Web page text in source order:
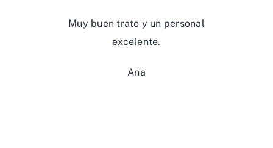
Muy buen trato y un personal
excelente.
Ana